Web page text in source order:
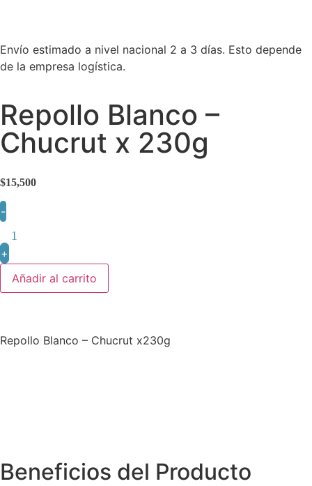
Envío estimado a nivel nacional 2 a 3 días. Esto depende
de la empresa logística.
Repollo Blanco –
Chucrut x 230g
$15,500
-
+
Añadir al carrito
Repollo Blanco – Chucrut x230g
Beneficios del Producto